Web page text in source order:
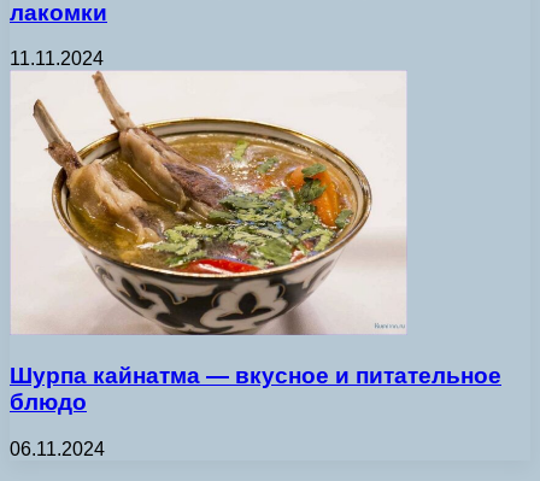
лакомки
11.11.2024
Шурпа кайнатма — вкусное и питательное
блюдо
06.11.2024